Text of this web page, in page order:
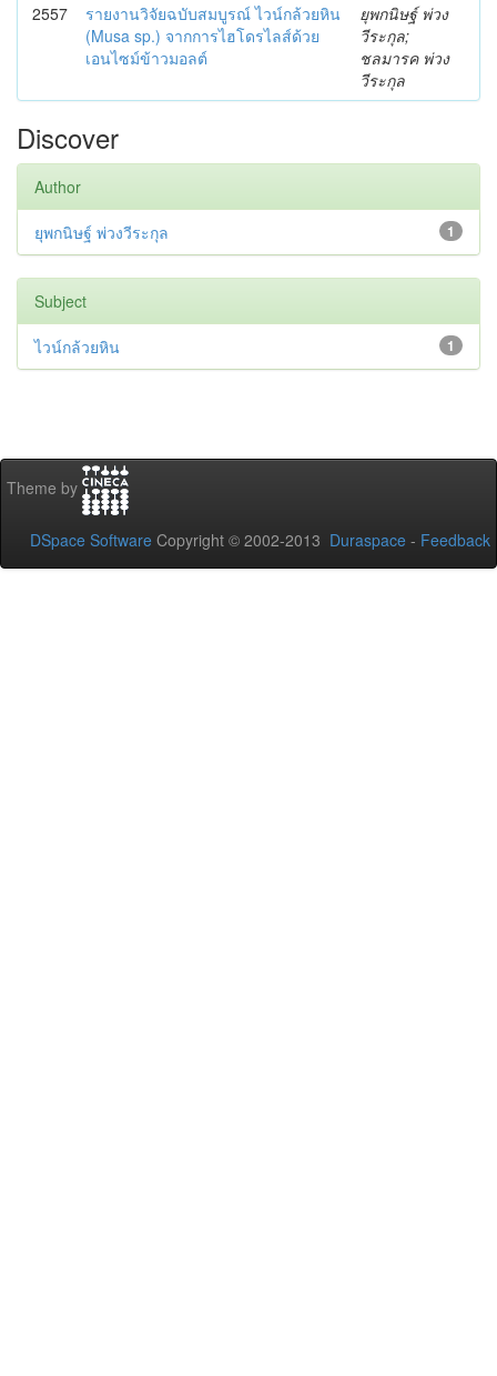
2557
รายงานวิจัยฉบับสมบูรณ์ ไวน์กล้วยหิน
(Musa sp.) จากการไฮโดรไลส์ด้วย
เอนไซม์ข้าวมอลต์
ยุพกนิษฐ์ พ่วง
วีระกุล;
ชลมารค พ่วง
วีระกุล
Discover
Author
1
ยุพกนิษฐ์ พ่วงวีระกุล
Subject
1
ไวน์กล้วยหิน
Theme by
DSpace Software Copyright © 2002-2013 Duraspace - Feedback